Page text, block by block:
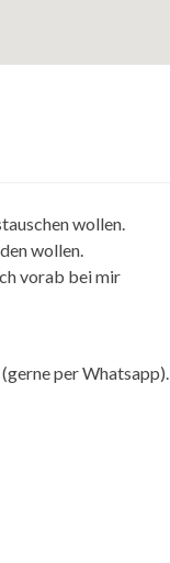
wollen.
wollen.
vorab bei mir
per Whatsapp).